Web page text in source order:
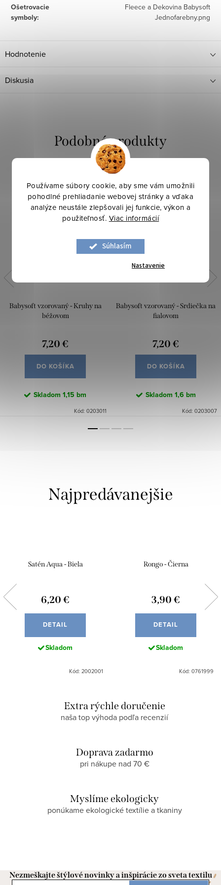
Používame súbory cookie, aby sme vám umožnili
pohodlné prehliadanie webovej stránky a vďaka
analýze neustále zlepšovali jej funkcie, výkon a
použiteľnosť. Viac informácií
Súhlasím
Nastavenie
Ošetrovacie
symboly:
Fleece a Dekovina Babysoft
Jednofarebny.png
Hodnotenie
Diskusia
Babysoft vzorovaný - Kruhy na
béžovom
7,20 €
DO KOŠÍKA
Skladom 1,15 bm
Kód: 0203011
Babysoft vzorovaný - Srdiečka na
fialovom
7,20 €
DO KOŠÍKA
Skladom 1,6 bm
Kód: 0203007
Najpredávanejšie
Satén Aqua - Biela
6,20 €
DETAIL
Skladom
Kód: 2002001
Rongo - Čierna
3,90 €
DETAIL
Skladom
Kód: 0761999
Extra rýchle doručenie
naša top výhoda podľa recenzií
Doprava zadarmo
pri nákupe nad 70 €
Myslíme ekologicky
ponúkame ekologické textílie a tkaniny
Nezmeškajte štýlové novinky a inšpirácie zo sveta textilu